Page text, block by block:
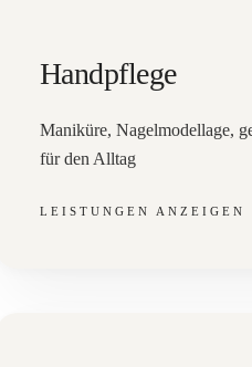
Handpflege
Maniküre, Nagelmodellage,
für den Alltag
LEISTUNGEN ANZEIGEN